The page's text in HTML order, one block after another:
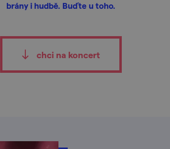
brány i hudbě. Buďte u toho.
chci na koncert